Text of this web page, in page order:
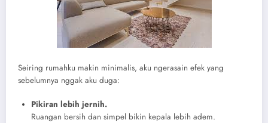
Seiring rumahku makin minimalis, aku ngerasain efek yang
sebelumnya nggak aku duga:
Pikiran lebih jernih.
Ruangan bersih dan simpel bikin kepala lebih adem.